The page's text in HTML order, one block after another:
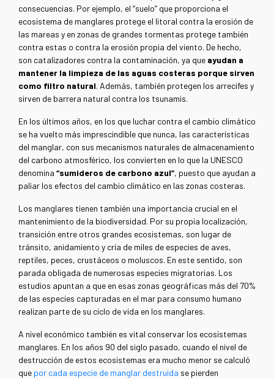
consecuencias. Por ejemplo, el “suelo” que proporciona el
ecosistema de manglares protege el litoral contra la erosión de
las mareas y en zonas de grandes tormentas protege también
contra estas o contra la erosión propia del viento. De hecho,
son catalizadores contra la contaminación, ya queayudan a
mantener la limpieza de las aguas costeras porque sirven
como filtro natural. Además, también protegen los arrecifes y
sirven de barrera natural contra los tsunamis.
En los últimos años, en los que luchar contra el cambio climático
se ha vuelto más imprescindible que nunca, las características
del manglar, con sus mecanismos naturales de almacenamiento
del carbono atmosférico, los convierten en lo que la UNESCO
denomina “sumideros de carbono azul”, puesto que ayudan a
paliar los efectos del cambio climático en las zonas costeras.
Los manglares tienen también una importancia crucial en el
mantenimiento de la biodiversidad. Por su propia localización,
transición entre otros grandes ecosistemas, son lugar de
tránsito, anidamiento y cría de miles de especies de aves,
reptiles, peces, crustáceos o moluscos. En este sentido, son
parada obligada de numerosas especies migratorias. Los
estudios apuntan a que en esas zonas geográficas más del 70%
de las especies capturadas en el mar para consumo humano
realizan parte de su ciclo de vida en los manglares.
A nivel económico también es vital conservar los ecosistemas
manglares. En los años 90 del siglo pasado, cuando el nivel de
destrucción de estos ecosistemas era mucho menor se calculó
que por cada especie de manglar destruida se pierden